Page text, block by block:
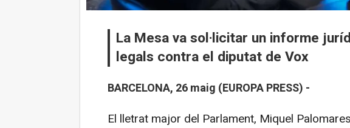
La Mesa va sol·licitar un informe
legals contra el diputat de Vox
BARCELONA, 26 maig (EUROPA PRESS) -
El lletrat major del Parlament, Miquel